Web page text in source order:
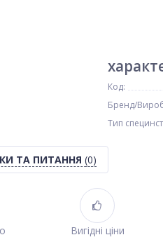
Код:
Бренд/
Тип
ТА ПИТАННЯ (0)
Вигідні ціни